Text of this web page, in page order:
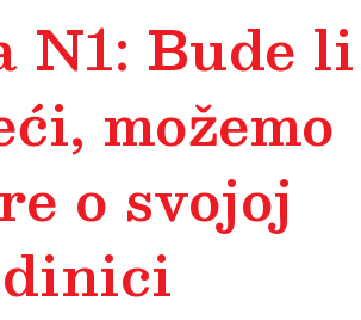
Bude li
možemo
o svojoj